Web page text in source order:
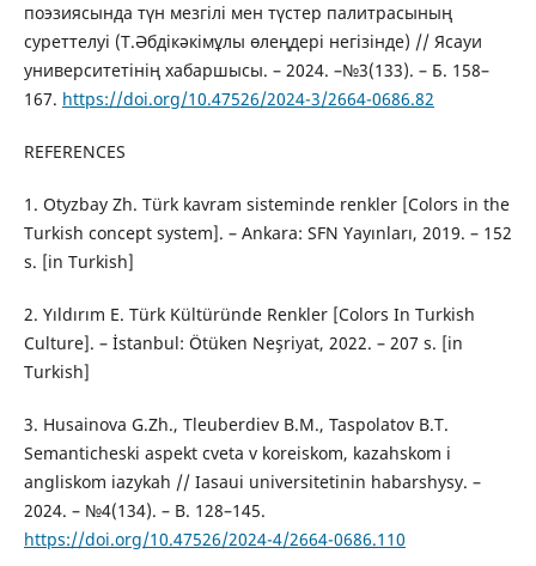
поэзиясында түн мезгілі мен түстер палитрасының
суреттелуі (Т.Әбдікәкімұлы өлеңдері негізінде) // Ясауи
университетінің хабаршысы. – 2024. –№3(133). – Б. 158–
167. https://doi.org/10.47526/2024-3/2664-0686.82
REFERENCES
1. Otyzbay Zh. Türk kavram sisteminde renkler [Colors in the
Turkish concept system]. – Ankara: SFN Yayınları, 2019. – 152
s. [in Turkish]
2. Yıldırım E. Türk Kültüründe Renkler [Colors In Turkish
Culture]. – İstanbul: Ötüken Neşriyat, 2022. – 207 s. [in
Turkish]
3. Husainova G.Zh., Tleuberdiev B.M., Taspolatov B.T.
Semanticheski aspekt cveta v koreiskom, kazahskom i
angliskom iazykah // Iasaui universitetіnіn habarshysy. –
2024. – №4(134). – B. 128–145.
https://doi.org/10.47526/2024-4/2664-0686.110